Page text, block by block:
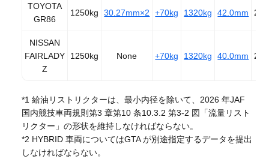
TOYOTA
GR86
1250kg 30.27mm×2 +70kg 1320kg 42.0mm
NISSAN
FAIRLADY
Z
1250kg None +70kg 1320kg 40.0mm
*1 給油リストリクターは、最小内径を除いて、2026 年JAF
国内競技車両規則第3 章第10 条10.3.2 第3-2 図「流量リスト
リクター」の形状を維持しなければならない。
*2 HYBRID 車両についてはGTA が別途指定するデータを提出
しなければならない。